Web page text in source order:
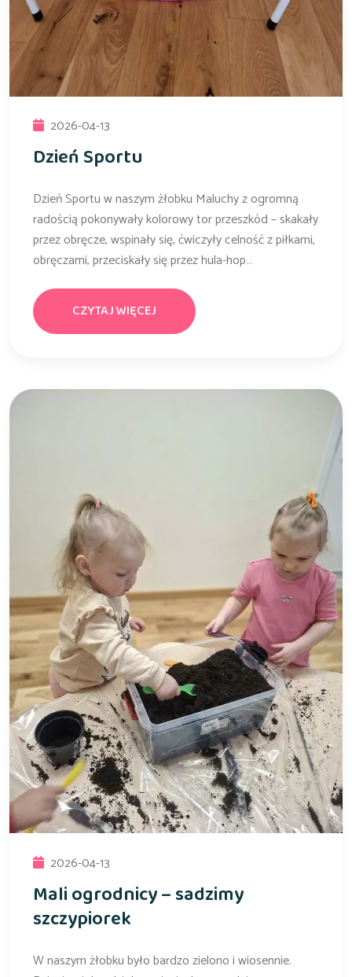
2026-04-13
Dzień Sportu
Dzień Sportu w naszym żłobku Maluchy z ogromną
radością pokonywały kolorowy tor przeszkód – skakały
przez obręcze, wspinały się, ćwiczyły celność z piłkami,
obręczami, przeciskały się przez hula-hop…
CZYTAJ WIĘCEJ
2026-04-13
Mali ogrodnicy – sadzimy
szczypiorek
W naszym żłobku było bardzo zielono i wiosennie.